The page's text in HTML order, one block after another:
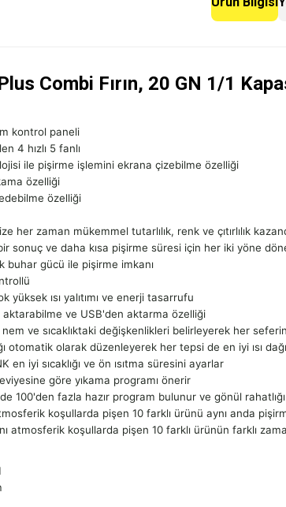
Combi Fırın, 20 GN 1/1
kontrol paneli
4 hızlı 5 fanlı
ile pişirme işlemini ekrana çizebilme özelliği
özelliği
özelliği
her zaman mükemmel tutarlılık, renk ve çıtırlılık
sonuç ve daha kısa pişirme süresi için her iki yöne
buhar gücü ile pişirme imkanı
yüksek ısı yalıtımı ve enerji tasarrufu
aktarabilme ve USB'den aktarma özelliği
ve sıcaklıktaki değişkenlikleri belirleyerek her
otomatik olarak düzenleyerek her tepsi de en iyi ısı
en iyi sıcaklığı ve ön ısıtma süresini ayarlar
göre yıkama programı önerir
100'den fazla hazır program bulunur ve gönül
koşullarda pişen 10 farklı ürünü aynı anda
atmosferik koşullarda pişen 10 farklı ürünün farklı